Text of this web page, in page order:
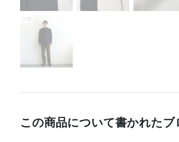
この商品について書かれたブ